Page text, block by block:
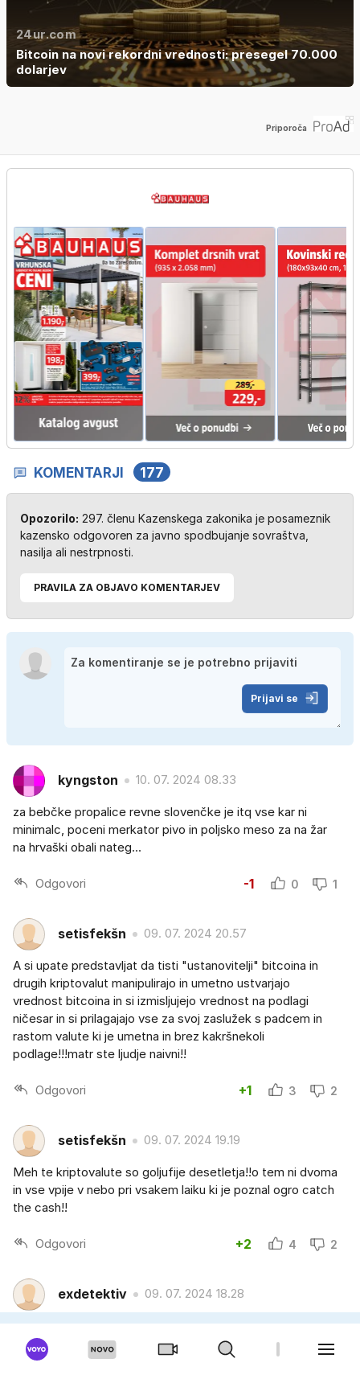
24ur.com
Bitcoin na novi rekordni vrednosti: presegel 70.000
dolarjev
Priporoča
KOMENTARJI 177
Opozorilo: 297. členu Kazenskega zakonika je posameznik
kazensko odgovoren za javno spodbujanje sovraštva,
nasilja ali nestrpnosti.
PRAVILA ZA OBJAVO KOMENTARJEV
Prijavi se
kyngston 10. 07. 2024 08.33
za bebčke propalice revne slovenčke je itq vse kar ni
minimalc, poceni merkator pivo in poljsko meso za na žar
na hrvaški obali nateg...
Odgovori -1 0 1
setisfekšn 09. 07. 2024 20.57
A si upate predstavljat da tisti "ustanovitelji" bitcoina in
drugih kriptovalut manipulirajo in umetno ustvarjajo
vrednost bitcoina in si izmisljujejo vrednost na podlagi
ničesar in si prilagajajo vse za svoj zaslužek s padcem in
rastom valute ki je umetna in brez kakršnekoli
podlage!!!matr ste ljudje naivni!!
Odgovori +1 3 2
setisfekšn 09. 07. 2024 19.19
Meh te kriptovalute so goljufije desetletja!!o tem ni dvoma
in vse vpije v nebo pri vsakem laiku ki je poznal ogro catch
the cash!!
Odgovori +2 4 2
exdetektiv 09. 07. 2024 18.28
Finančni praznik ali propad bit€oina.
Odgovori